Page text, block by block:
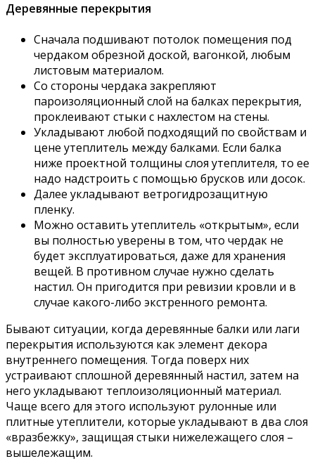
Деревянные перекрытия
Сначала подшивают потолок помещения под
чердаком обрезной доской, вагонкой, любым
листовым материалом.
Со стороны чердака закрепляют
пароизоляционный слой на балках перекрытия,
проклеивают стыки с нахлестом на стены.
Укладывают любой подходящий по свойствам и
цене утеплитель между балками. Если балка
ниже проектной толщины слоя утеплителя, то ее
надо надстроить с помощью брусков или досок.
Далее укладывают ветрогидрозащитную
пленку.
Можно оставить утеплитель «открытым», если
вы полностью уверены в том, что чердак не
будет эксплуатироваться, даже для хранения
вещей. В противном случае нужно сделать
настил. Он пригодится при ревизии кровли и в
случае какого-либо экстренного ремонта.
Бывают ситуации, когда деревянные балки или лаги
перекрытия используются как элемент декора
внутреннего помещения. Тогда поверх них
устраивают сплошной деревянный настил, затем на
него укладывают теплоизоляционный материал.
Чаще всего для этого используют рулонные или
плитные утеплители, которые укладывают в два слоя
«вразбежку», защищая стыки нижележащего слоя –
вышележащим.